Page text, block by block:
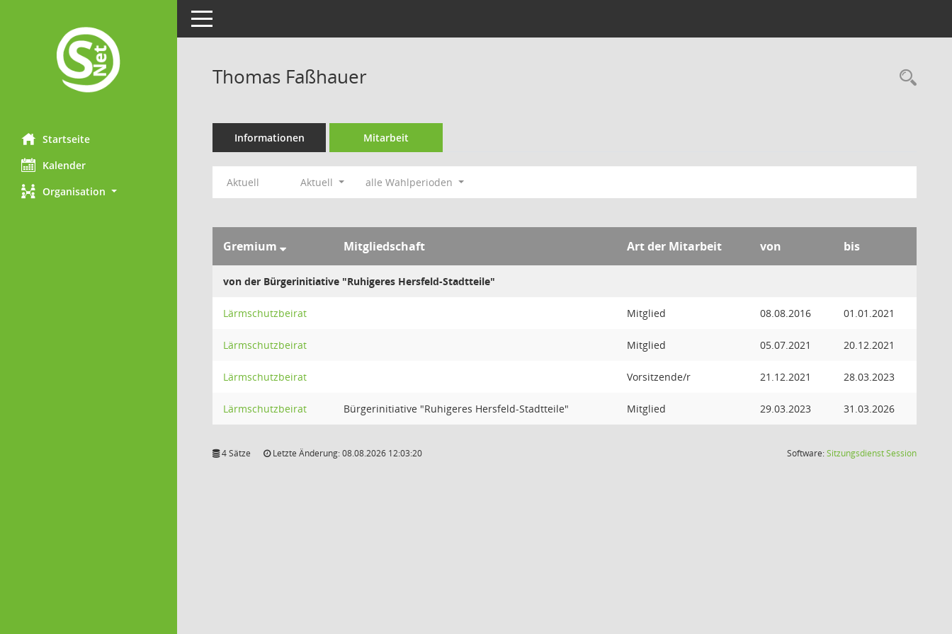
Startseite
Kalender
Organisation
Toggle navigation
Thomas Faßhauer
Informationen Mitarbeit
Aktuell Aktuell alle Wahlperioden
Gremium Mitgliedschaft Art der Mitarbeit von bis
von der Bürgerinitiative "Ruhigeres Hersfeld-Stadtteile"
Lärmschutzbeirat Mitglied 08.08.2016 01.01.2021
Lärmschutzbeirat Mitglied 05.07.2021 20.12.2021
Lärmschutzbeirat Vorsitzende/r 21.12.2021 28.03.2023
Lärmschutzbeirat Bürgerinitiative "Ruhigeres Hersfeld-Stadtteile" Mitglied 29.03.2023 31.03.2026
4 Sätze Letzte Änderung: 08.08.2026 12:03:20 Software:SitzungsdienstSession(Wird in